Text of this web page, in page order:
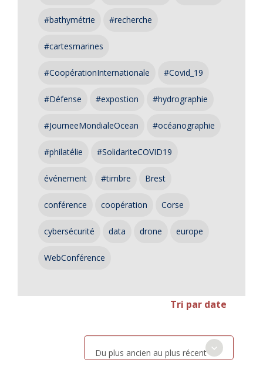
#bathymétrie #recherche
#cartesmarines
#CoopérationInternationale #Covid_19
#Défense #expostion #hydrographie
#JourneeMondialeOcean #océanographie
#philatélie #SolidariteCOVID19
événement #timbre Brest
conférence coopération Corse
cybersécurité data drone europe
WebConférence
Tri par date
Du plus ancien au plus récent